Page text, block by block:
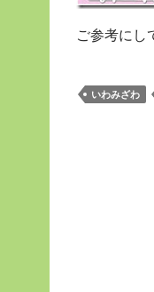
ご参考にし
いわみざわ